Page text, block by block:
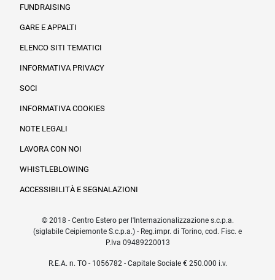
FUNDRAISING
GARE E APPALTI
ELENCO SITI TEMATICI
INFORMATIVA PRIVACY
SOCI
INFORMATIVA COOKIES
NOTE LEGALI
LAVORA CON NOI
WHISTLEBLOWING
ACCESSIBILITÀ E SEGNALAZIONI
© 2018 - Centro Estero per l'Internazionalizzazione s.c.p.a.
(siglabile Ceipiemonte S.c.p.a.) - Reg.impr. di Torino, cod. Fisc. e
P.Iva 09489220013
R.E.A. n. TO - 1056782 - Capitale Sociale € 250.000 i.v.